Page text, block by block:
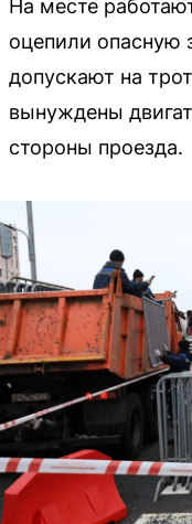
На месте
оцепили опасную
допускают на
вынуждены
стороны проезда.